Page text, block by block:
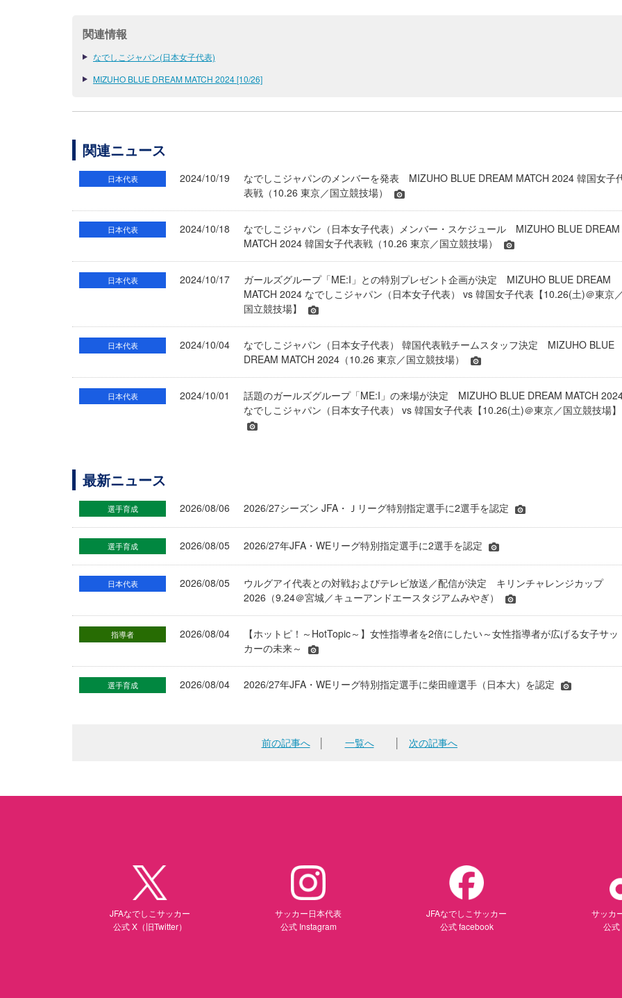
関連情報
なでしこジャパン(日本女子代表)
MIZUHO BLUE DREAM MATCH 2024 [10/26]
関連ニュース
日本代表 2024/10/19
なでしこジャパンのメンバーを発表 MIZUHO BLUE DREAM MATCH 2024 韓国女子
表戦（10.26 東京／国立競技場）
日本代表 2024/10/18
なでしこジャパン（日本女子代表）メンバー・スケジュール MIZUHO BLUE DREAM
MATCH 2024 韓国女子代表戦（10.26 東京／国立競技場）
日本代表 2024/10/17
ガールズグループ「ME:I」との特別プレゼント企画が決定 MIZUHO BLUE DREAM
MATCH 2024 なでしこジャパン（日本女子代表） vs 韓国女子代表【10.26(土)＠東京
国立競技場】
日本代表 2024/10/04
なでしこジャパン（日本女子代表） 韓国代表戦チームスタッフ決定 MIZUHO BLUE
DREAM MATCH 2024（10.26 東京／国立競技場）
日本代表 2024/10/01
話題のガールズグループ「ME:I」の来場が決定 MIZUHO BLUE DREAM MATCH
なでしこジャパン（日本女子代表） vs 韓国女子代表【10.26(土)＠東京／国立競技場】
最新ニュース
選手育成 2026/08/06 2026/27シーズン JFA・Ｊリーグ特別指定選手に2選手を認定
選手育成 2026/08/05 2026/27年JFA・WEリーグ特別指定選手に2選手を認定
日本代表 2026/08/05
ウルグアイ代表との対戦およびテレビ放送／配信が決定 キリンチャレンジカップ
2026（9.24＠宮城／キューアンドエースタジアムみやぎ）
指導者 2026/08/04
【ホットピ！～HotTopic～】女性指導者を2倍にしたい～女性指導者が広げる女子サッ
カーの未来～
選手育成 2026/08/04 2026/27年JFA・WEリーグ特別指定選手に柴田瞳選手（日本大）を認定
前の記事へ│ 一覧へ 次の記事へ
JFAなでしこサッカー
公式 X（旧Twitter）
サッカー日本代表
公式 Instagram
JFAなでしこサッカー
公式 facebook
サッカ
公式